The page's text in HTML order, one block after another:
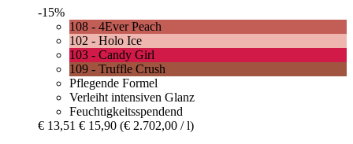
-15%
108 - 4Ever Peach
102 - Holo Ice
103 - Candy Girl
109 - Truffle Crush
Pflegende Formel
Verleiht intensiven Glanz
Feuchtigkeitsspendend
€ 13,51 € 15,90 (€ 2.702,00 / l)